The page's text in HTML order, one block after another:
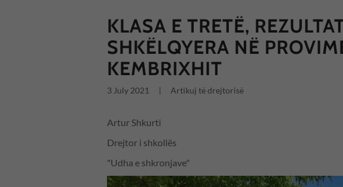
KLASA E TRETË,
SHKËLQYERA NË
KEMBRIXHIT
3 July 2021 Artikuj të drejtorisë
Artur Shkurti
Drejtor i shkollës
"Udha e shkronjave"